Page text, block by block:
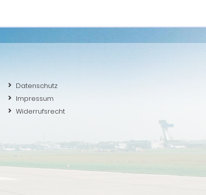
Datenschutz
Impressum
Widerrufsrecht